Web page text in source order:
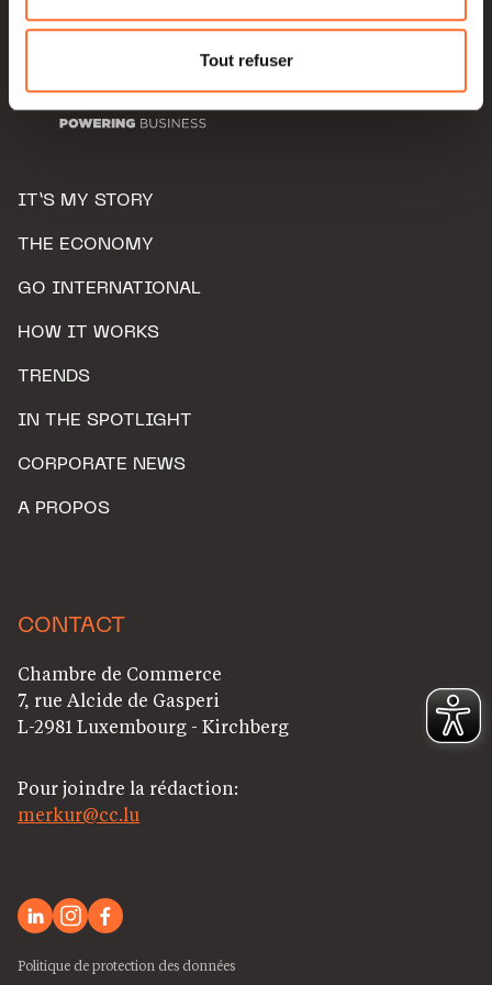
Pour de plus amples informations sur la manière dont
nous utilisons lescookies et sommes amenés à traiter
Charte d’usage des cookieset notrePolitique de
Tout refuser
IT’S MY STORY
THE ECONOMY
GO INTERNATIONAL
HOW IT WORKS
TRENDS
IN THE SPOTLIGHT
CORPORATE NEWS
A PROPOS
CONTACT
Chambre de Commerce
7, rue Alcide de Gasperi
L-2981 Luxembourg - Kirchberg
Pour joindre la rédaction:
merkur@cc.lu
Politique de protection des données